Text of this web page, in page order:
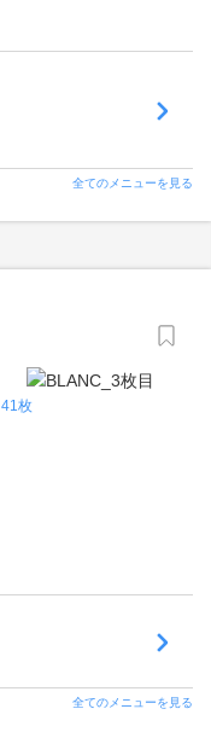
全てのメニューを見る
41枚
全てのメニューを見る